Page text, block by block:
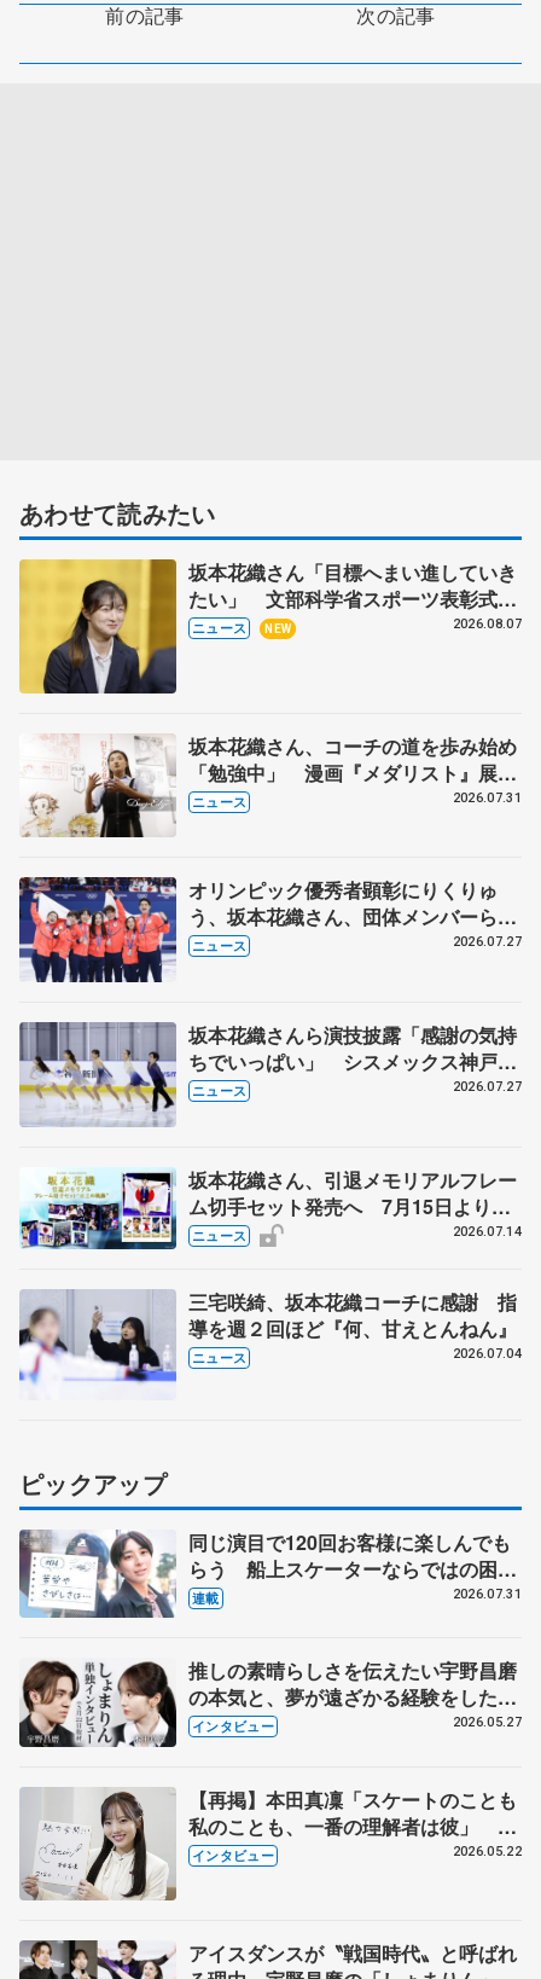
前の記事 次の記事
あわせて読みたい
坂本花織さん「目標へまい進していき
たい」 文部科学省スポーツ表彰式で
代表謝辞
ニュース NEW 2026.08.07
坂本花織さん、コーチの道を歩み始め
「勉強中」 漫画『メダリスト』展覧
会で子どもたちにエール
ニュース 2026.07.31
オリンピック優秀者顕彰にりくりゅ
う、坂本花織さん、団体メンバーら
8月7日に文科省が表彰式、ブルーノ・
ニュース 2026.07.27
坂本花織さんら演技披露「感謝の気持
ちでいっぱい」 シスメックス神戸ア
イスキャンパス開場1周年イベント
ニュース 2026.07.27
坂本花織さん、引退メモリアルフレー
ム切手セット発売へ 7月15日より申
込受付開始
ニュース 2026.07.14
三宅咲綺、坂本花織コーチに感謝 指
導を週２回ほど『何、甘えとんねん』
ニュース 2026.07.04
ピックアップ
同じ演目で120回お客様に楽しんでも
らう 船上スケーターならではの困難
とは 影響あったPIW前キャプテン松
連載 2026.07.31
推しの素晴らしさを伝えたい宇野昌磨
の本気と、夢が遠ざかる経験をした本
田真凜の覚悟
インタビュー 2026.05.27
【再掲】本田真凜「スケートのことも
私のことも、一番の理解者は彼」 引
退時の単独インタビューで語った競技
インタビュー 2026.05.22
アイスダンスが〝戦国時代〟と呼ばれ